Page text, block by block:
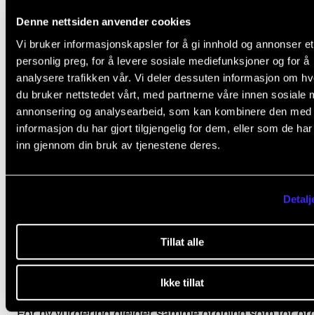
Denne nettsiden anvender cookies
Vi bruker informasjonskapsler for å gi innhold og annonser et
personlig preg, for å levere sosiale mediefunksjoner og for å
analysere trafikken vår. Vi deler dessuten informasjon om
du bruker nettstedet vårt, med partnerne våre innen sosiale
annonsering og analysearbeid, som kan kombinere den med
informasjon du har gjort tilgjengelig for dem, eller som de
inn gjennom din bruk av tjenestene deres.
Tillat alle
Ikke tillat
Avsluttende vurdering
Alle arbeidskrav i emnet må være godkjent for at
studenten skal få avsluttende vurdering.
og fastsettes av faglærer(e) på grunnlag av en
vurdering av studentens faglige nivå gjennom